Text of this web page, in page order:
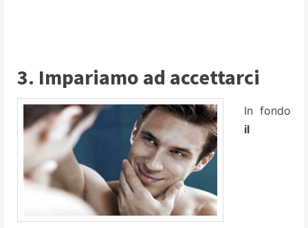
3. Impariamo ad accettarci
In fondo
il